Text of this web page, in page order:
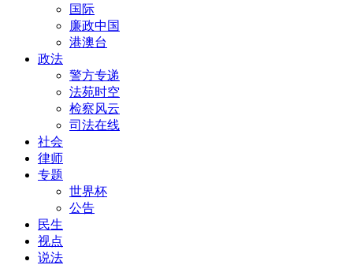
国际
廉政中国
港澳台
政法
警方专递
法苑时空
检察风云
司法在线
社会
律师
专题
世界杯
公告
民生
视点
说法